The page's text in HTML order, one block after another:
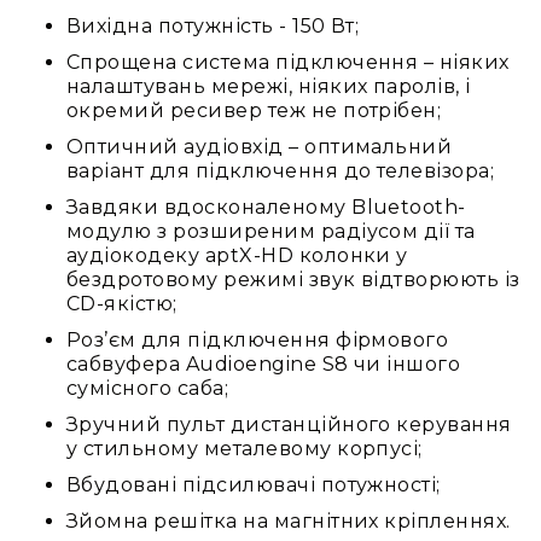
та
консолі
Аудіоінтерфейси
Процесори
та
кросовери
Сплітери,
суматори,
ді-
бокси
та
компоненти
Програмне
забезпечення
Рекордери
Портативні
Вихідна потужність - 150 Вт;
Спрощена система підключення – ніяких
налаштувань мережі, ніяких паролів, і
окремий ресивер теж не потрібен;
Оптичний аудіовхід – оптимальний
варіант для підключення до телевізора;
Завдяки вдосконаленому Bluetooth-
модулю з розширеним радіусом дії та
аудіокодеку aptX-HD колонки у
бездротовому режимі звук відтворюють із
CD-якістю;
Роз’єм для підключення фірмового
сабвуфера Audioengine S8 чи іншого
сумісного саба;
Зручний пульт дистанційного керування
у стильному металевому корпусі;
Вбудовані підсилювачі потужності;
Зйомна решітка на магнітних кріпленнях.